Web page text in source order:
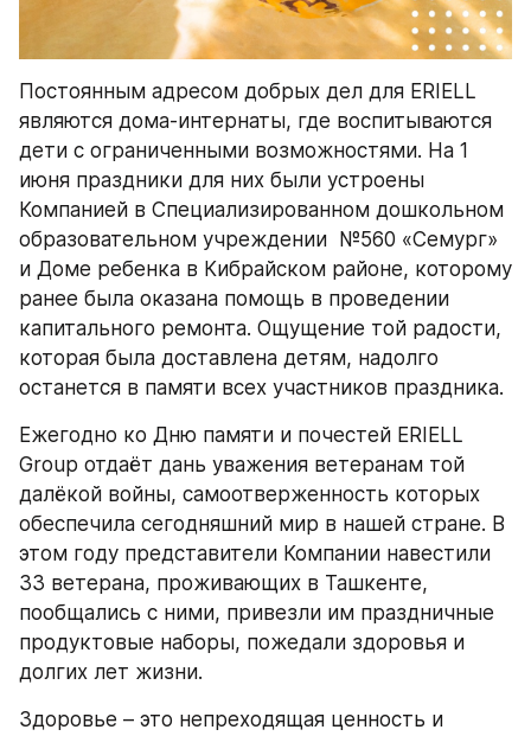
Постоянным адресом добрых дел для ERIELL
являются дома-интернаты, где воспитываются
дети с ограниченными возможностями. На 1
июня праздники для них были устроены
Компанией в Специализированном дошкольном
образовательном учреждении  №560 «Семург»
и Доме ребенка в Кибрайском районе, которому
ранее была оказана помощь в проведении
капитального ремонта. Ощущение той радости,
которая была доставлена детям, надолго
останется в памяти всех участников праздника.
Ежегодно ко Дню памяти и почестей ERIELL
Group отдаёт дань уважения ветеранам той
далёкой войны, самоотверженность которых
обеспечила сегодняшний мир в нашей стране. В
этом году представители Компании навестили
33 ветерана, проживающих в Ташкенте,
пообщались с ними, привезли им праздничные
продуктовые наборы, пожедали здоровья и
долгих лет жизни.
Здоровье – это непреходящая ценность и